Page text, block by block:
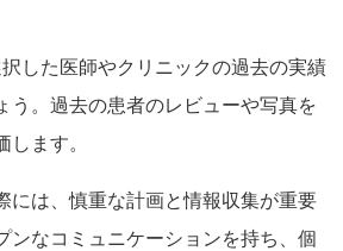
択した医師やクリニックの過去の実績
う。過去の患者のレビューや写真を
します。
には、慎重な計画と情報収集が重要
ンなコミュニケーションを持ち、個